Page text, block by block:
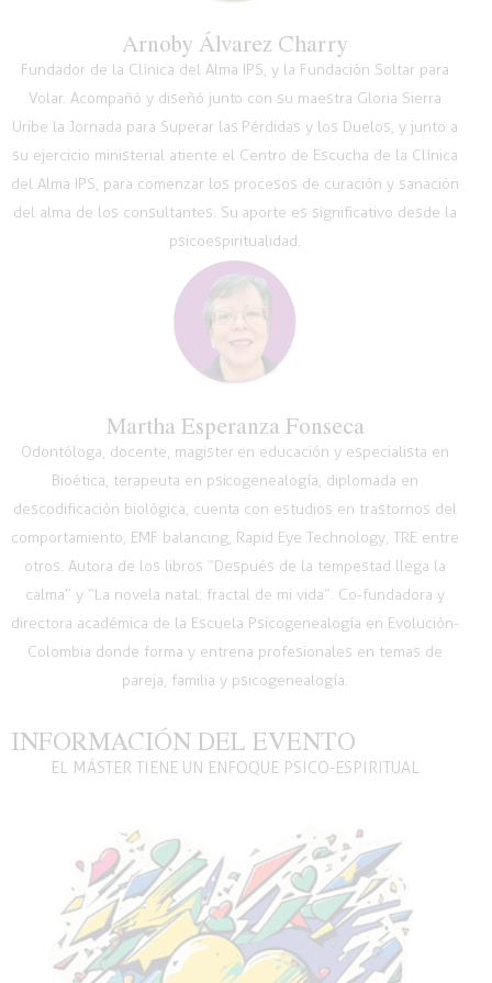
Arnoby Álvarez Charry
Fundador de la Clínica del Alma IPS, y la Fundación Soltar para
Volar. Acompañó y diseñó junto con su maestra Gloria Sierra
Uribe la Jornada para Superar las Pérdidas y los Duelos, y junto a
su ejercicio ministerial atiente el Centro de Escucha de la Clínica
del Alma IPS, para comenzar los procesos de curación y sanación
del alma de los consultantes. Su aporte es significativo desde la
psicoespiritualidad.
Martha Esperanza Fonseca
Odontóloga, docente, magister en educación y especialista en
Bioética, terapeuta en psicogenealogía, diplomada en
descodificación biológica, cuenta con estudios en trastornos del
comportamiento, EMF balancing, Rapid Eye Technology, TRE entre
otros. Autora de los libros “Después de la tempestad llega la
calma” y “La novela natal: fractal de mi vida”. Co-fundadora y
directora académica de la Escuela Psicogenealogía en Evolución-
Colombia donde forma y entrena profesionales en temas de
pareja, familia y psicogenealogía.
INFORMACIÓN DEL EVENTO
EL MÁSTER TIENE UN ENFOQUE PSICO-ESPIRITUAL